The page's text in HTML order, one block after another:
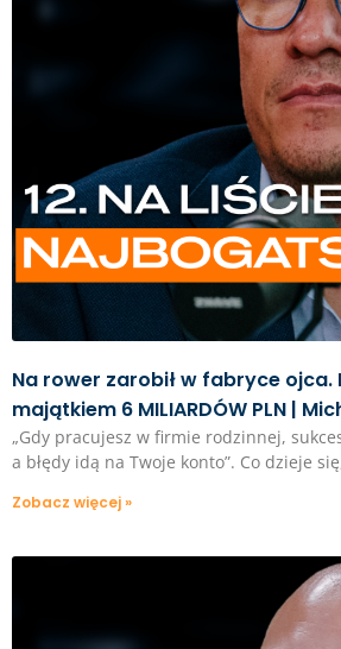
Na rower zarobił w fabryce ojca.
majątkiem 6 MILIARDÓW PLN |
„Gdy pracujesz w firmie rodzinnej,
a błędy idą na Twoje konto”. Co dzieje
Zobacz więcej »